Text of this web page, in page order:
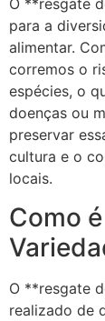
O **resgate
para a
alimentar.
corremos o
espécies, o
doenças ou
preservar
cultura e o
locais.
Como
O **resgate
realizado de